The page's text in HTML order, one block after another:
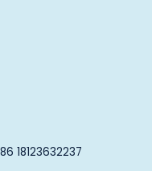
18123632237